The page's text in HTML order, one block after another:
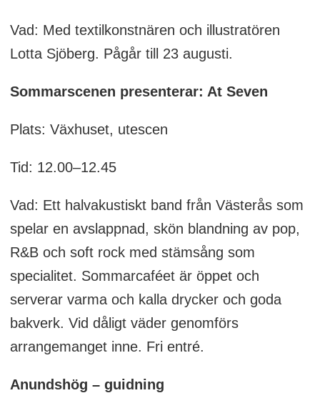
Vad: Med textilkonstnären och illustratören
Lotta Sjöberg. Pågår till 23 augusti.
Sommarscenen presenterar: At Seven
Plats: Växhuset, utescen
Tid: 12.00–12.45
Vad: Ett halvakustiskt band från Västerås som
spelar en avslappnad, skön blandning av pop,
R&B och soft rock med stämsång som
specialitet. Sommarcaféet är öppet och
serverar varma och kalla drycker och goda
bakverk. Vid dåligt väder genomförs
arrangemanget inne. Fri entré.
Anundshög – guidning